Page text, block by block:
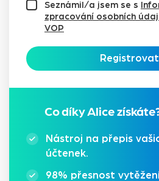
Seznámil/a jsem se s
zpracování osobních
VOP
Co díky Alice
Nástroj na přepis
účtenek.
98% přesnost